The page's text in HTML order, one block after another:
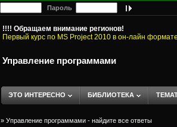
Пароль
!!!! Обращаем внимание регионов!
Первый курс по MS Project 2010 в он-лайн
Управление программами
ЭТО ИНТЕРЕСНО БИБЛИОТЕКА
» Управление программами - найдите все ответы